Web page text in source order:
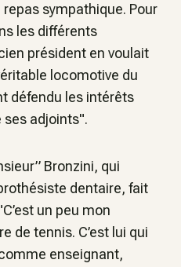
sympathique. Pour
les différents
président en voulait
locomotive du
défendu les intérêts
ses adjoints".
Bronzini, qui
dentaire, fait
un peu mon
de tennis. C’est lui qui
enseignant,